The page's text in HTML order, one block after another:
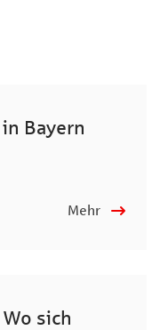
Bayern
Mehr
sich